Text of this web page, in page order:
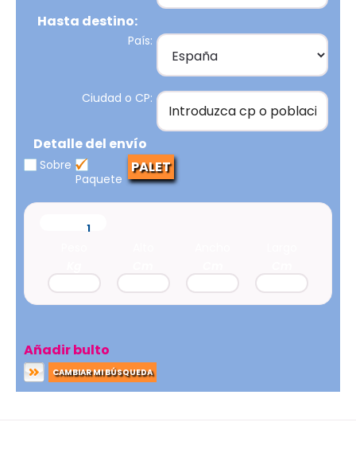
Hasta destino:
País:
Ciudad o CP:
Detalle del envío
Sobre
Paquete
PALET
1
Añadir bulto
CAMBIAR MI BÚSQUEDA